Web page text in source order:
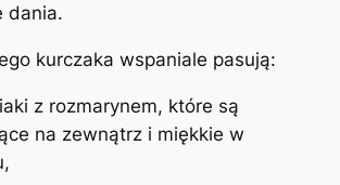
dania.
kurczaka wspaniale pasują:
z rozmarynem, które są
na zewnątrz i miękkie w